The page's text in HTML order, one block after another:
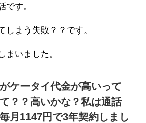
です。
しまう失敗？？です。
まいました。
ケータイ代金が高いって
？？高いかな？私は通話
月1147円で3年契約しまし